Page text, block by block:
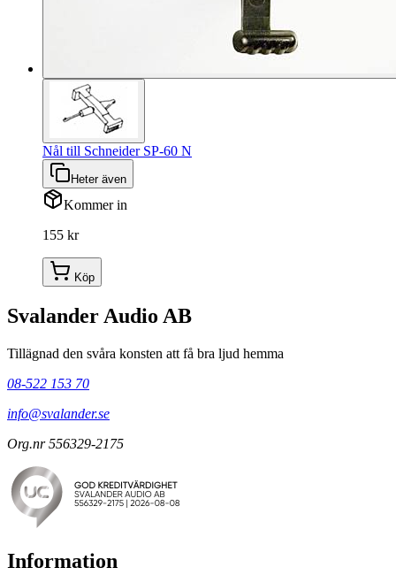
Nål till Schneider SP-60 N
Heter även
Kommer in
155 kr
Köp
Svalander Audio AB
Tillägnad den svåra konsten att få bra ljud hemma
08-522 153 70
info@svalander.se
Org.nr 556329-2175
Information